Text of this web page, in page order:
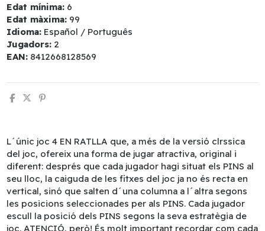
Edat mínima: 6
Edat màxima: 99
Idioma: Español / Português
Jugadors: 2
EAN: 8412668128569
L´únic joc 4 EN RATLLA que, a més de la versió clrssica
del joc, ofereix una forma de jugar atractiva, original i
diferent: després que cada jugador hagi situat els PINS al
seu lloc, la caiguda de les fitxes del joc ja no és recta en
vertical, sinó que salten d´una columna a l´altra segons
les posicions seleccionades per als PINS. Cada jugador
escull la posició dels PINS segons la seva estratègia de
joc. ATENCIÓ, però! És molt important recordar com cada